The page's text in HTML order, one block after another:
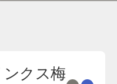
クス梅